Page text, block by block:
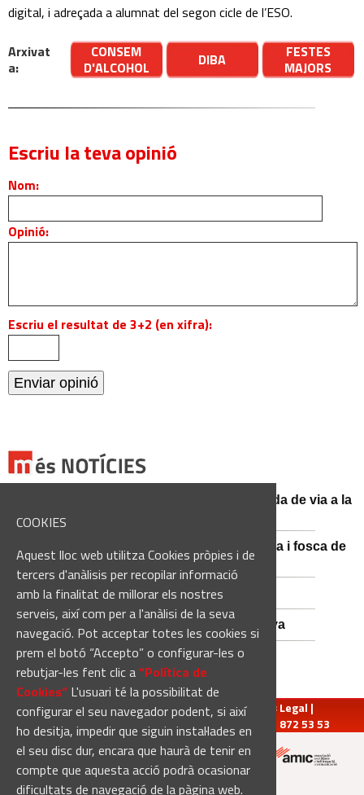
COOKIES
Aquest lloc web utilitza Cookies pròpies i de
tercers d'anàlisis per recopilar informació
amb la finalitat de millorar els nostres
serveis, així com per a l'anàlisi de la seva
navegació. Pot acceptar totes les cookies si
prem el botó “Accepto” o configurar-les o
rebutjar-les fent clic a“Política de
Cookies“ L'usuari té la possibilitat de
configurar el seu navegador podent, si així
ho desitja, impedir que siguin instal·lades en
el seu disc dur, encara que haurà de tenir en
compte que aquesta acció podrà ocasionar
dificultats de navegació de la pàgina web.
digital, i adreçada a alumnat del segon cicle de l’ESO.
Arxivat
a:
CONSEM
D'ALCOHOL
DIBA
FESTES
MAJORS
Escriu la teva opinió
Nom:
Opinió:
Escriu el resultat de 3+2 (en xifra):
El conductor d'un turisme mor en una sortida de via a la
Catalunya es prepara per a la nit més màgica i fosca de
l'estiu, més enllà de l'eclipsi
Empats sense gols a Santa Coloma
Nou Atles de Varietats de Vinya de Catalunya
redaccio@manresadiari.cat|Qui som Avís Legal |
Pompeu Fabra, 7-13, 08240-Manresa | Tel.: 93 872 53 53
Altres mitjans del grup: